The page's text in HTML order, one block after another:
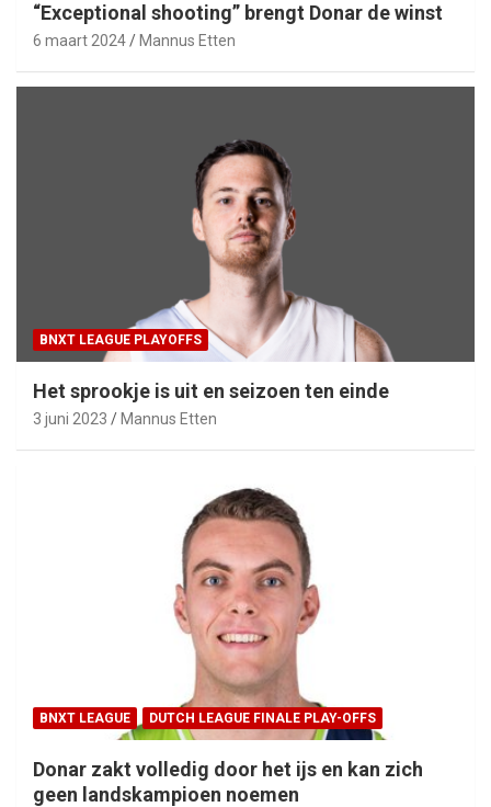
“Exceptional shooting” brengt Donar de winst
6 maart 2024 Mannus Etten
BNXT LEAGUE PLAYOFFS
Het sprookje is uit en seizoen ten einde
3 juni 2023 Mannus Etten
BNXT LEAGUE DUTCH LEAGUE FINALE PLAY-OFFS
Donar zakt volledig door het ijs en kan zich
geen landskampioen noemen